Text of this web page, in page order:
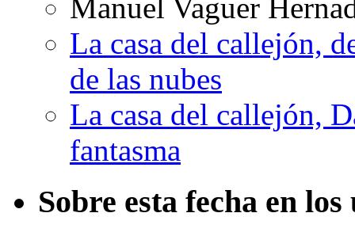
Manuel Vaguer
La casa del callejón,
de las nubes
La casa del callejón,
fantasma
Sobre esta fecha en